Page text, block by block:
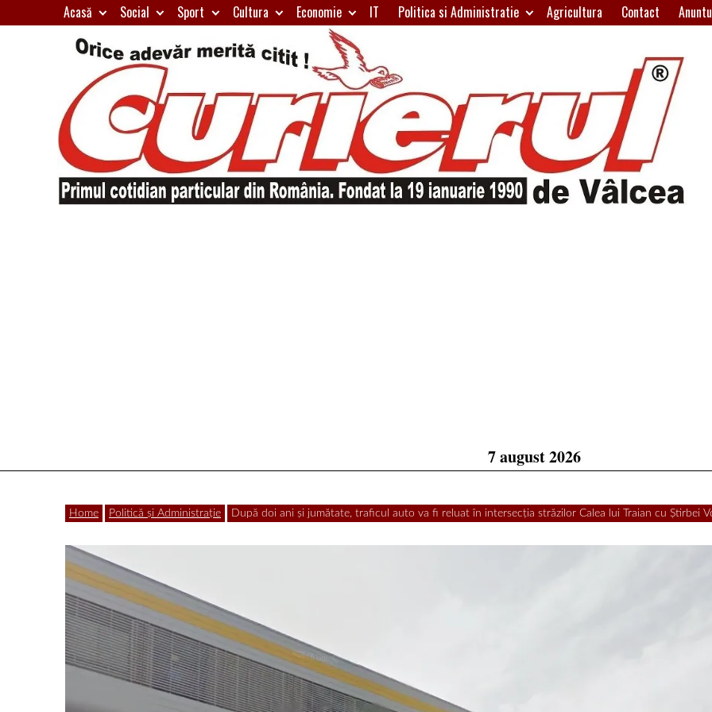
to
Acasă Social Sport Cultura Economie IT Politica si Administratie Agricultura Contact
7 august 2026
Home Politică și Administrație După doi ani și jumătate, traficul auto va fi reluat în intersecția străzilor Calea lui Traian cu Știrbei